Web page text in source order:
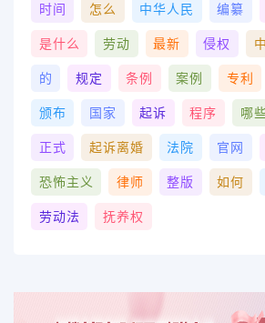
时间 怎么 中华人民 编纂
是什么 劳动 最新 侵权
的 规定 条例 案例 专利
颁布 国家 起诉 程序 哪
正式 起诉离婚 法院 官网
恐怖主义 律师 整版 如何
劳动法 抚养权